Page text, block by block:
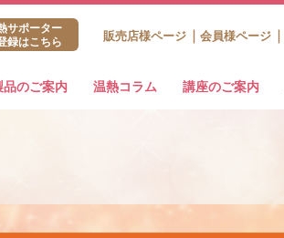
会社
販売店様ページ 会員様ページ
サポーター
録はこちら
品のご案内 温熱コラム 講座のご案内